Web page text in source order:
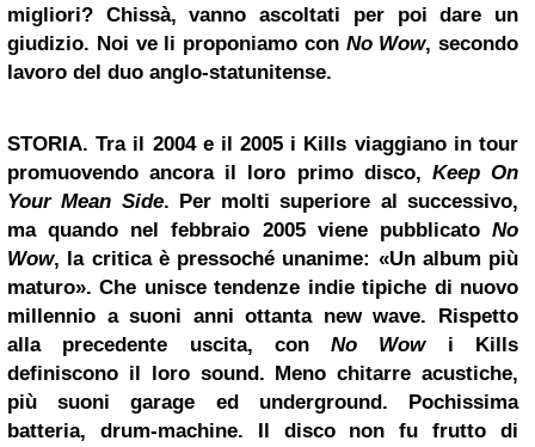
migliori? Chissà, vanno ascoltati per poi dare un
giudizio. Noi ve li proponiamo con No Wow, secondo
lavoro del duo anglo-statunitense.
STORIA.Tra il 2004 e il 2005 i Kills viaggiano in tour
promuovendo ancora il loro primo disco, Keep On
Your Mean Side. Per molti superiore al successivo,
ma quando nel febbraio 2005 viene pubblicato No
Wow, la critica è pressoché unanime: «Un album più
maturo». Che unisce tendenze indie tipiche di nuovo
millennio a suoni anni ottanta new wave. Rispetto
alla precedente uscita, conNo Wowi Kills
definiscono il loro sound. Meno chitarre acustiche,
più suoni garage ed underground. Pochissima
batteria, drum-machine. Il disco non fu frutto di